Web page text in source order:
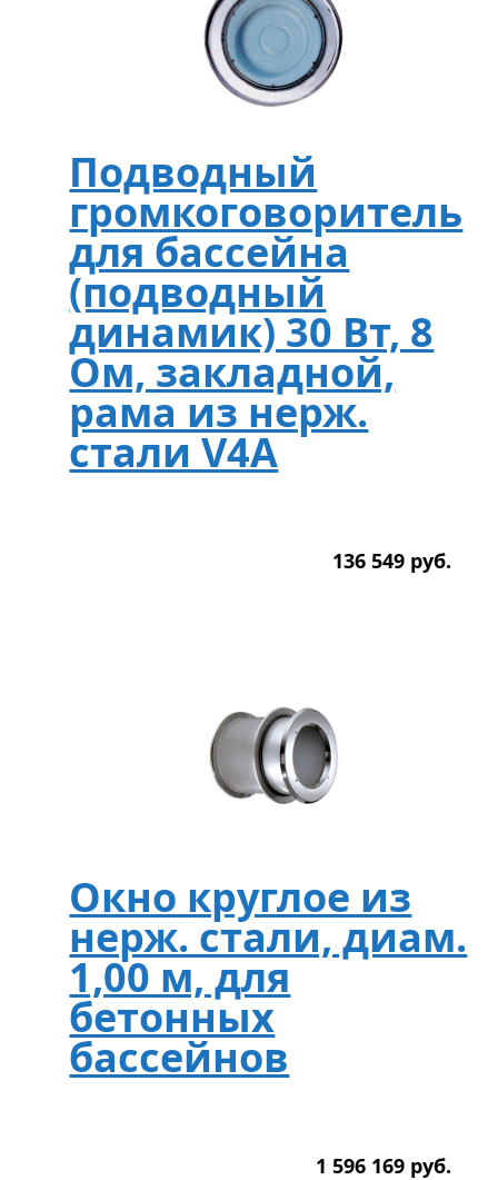
Подводный
громкоговоритель
для бассейна
(подводный
динамик) 30 Вт, 8
Oм, закладной,
рама из нерж.
стали V4A
136 549 руб.
Окно круглое из
нерж. стали, диам.
1,00 м, для
бетонных
бассейнов
1 596 169 руб.